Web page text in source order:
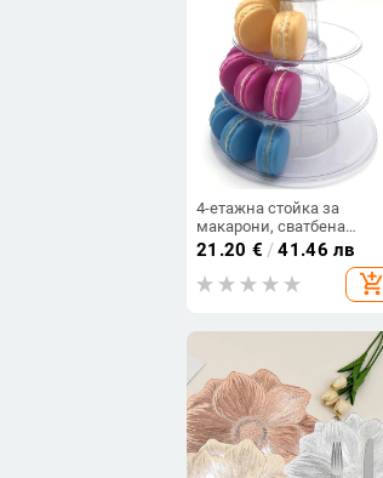
4-етажна стойка за
макарони, сватбена
стойка за торта, дисплей
за десерти
21.20 € /41.46 лв
add_shopping_cart